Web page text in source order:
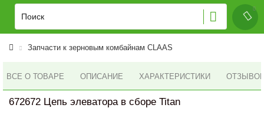
Запчасти к зерновым комбайнам CLAAS
ВСЕ О ТОВАРЕ ОПИСАНИЕ ХАРАКТЕРИСТИКИ ОТЗЫВОВ
672672 Цепь элеватора в сборе Titan